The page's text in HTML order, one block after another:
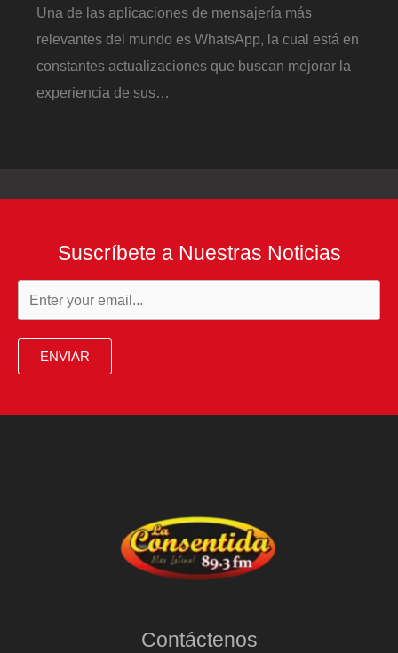
Una de las aplicaciones de mensajería más
relevantes del mundo es WhatsApp, la cual está en
constantes actualizaciones que buscan mejorar la
experiencia de sus…
Suscríbete a Nuestras Noticias
ENVIAR
Contáctenos